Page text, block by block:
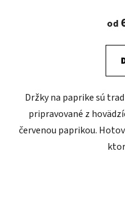
od
Držky na paprike sú
pripravované z
červenou paprikou.